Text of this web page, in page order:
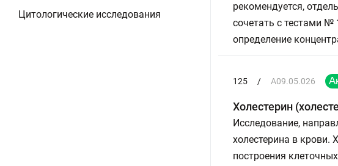
Цитологические исследования
рекомендуется,
сочетать с тестами №
определение
125 / A09.05.026
Холестерин
Исследование,
холестерина в крови.
построения